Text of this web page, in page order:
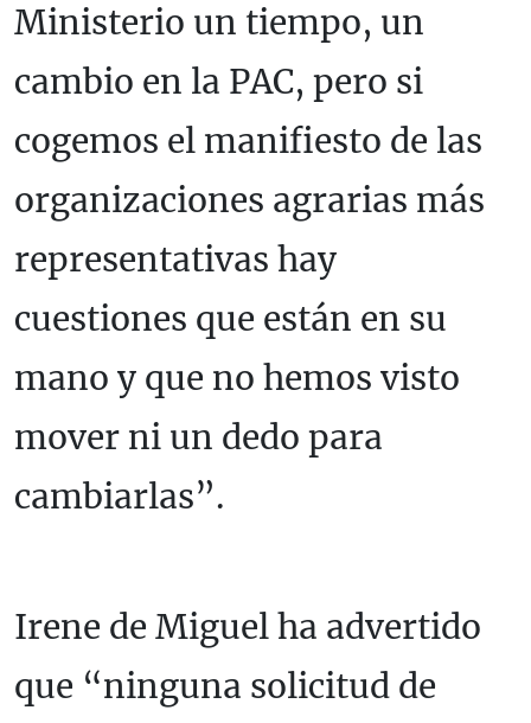
Ministerio un tiempo, un
cambio en la PAC, pero si
cogemos el manifiesto de las
organizaciones agrarias más
representativas hay
cuestiones que están en su
mano y que no hemos visto
mover ni un dedo para
cambiarlas”.
Irene de Miguel ha advertido
que “ninguna solicitud de